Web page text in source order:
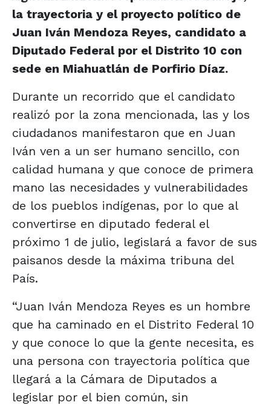
la trayectoria y el proyecto político de
Juan Iván Mendoza Reyes, candidato a
Diputado Federal por el Distrito 10 con
sede en Miahuatlán de Porfirio Díaz.
Durante un recorrido que el candidato
realizó por la zona mencionada, las y los
ciudadanos manifestaron que en Juan
Iván ven a un ser humano sencillo, con
calidad humana y que conoce de primera
mano las necesidades y vulnerabilidades
de los pueblos indígenas, por lo que al
convertirse en diputado federal el
próximo 1 de julio, legislará a favor de sus
paisanos desde la máxima tribuna del
País.
“Juan Iván Mendoza Reyes es un hombre
que ha caminado en el Distrito Federal 10
y que conoce lo que la gente necesita, es
una persona con trayectoria política que
llegará a la Cámara de Diputados a
legislar por el bien común, sin